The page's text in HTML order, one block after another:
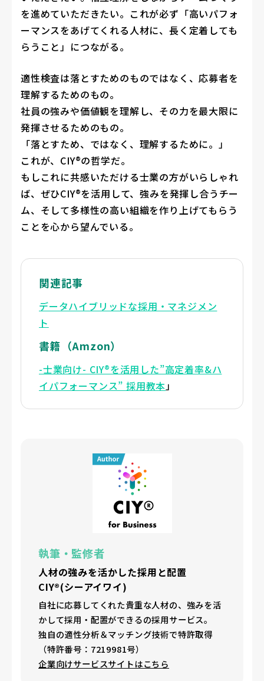
を進めていただきたい。これが必ず「高いパフォ
ーマンスをあげてくれる人材に、長く定着しても
らうこと」につながる。
適性検査は落とすためのものではなく、応募者を
理解するためのもの。
社員の強みや価値観を理解し、その力を最大限に
発揮させるためのもの。
「落とすため、ではなく、理解するために。」
これが、CIY®の哲学だ。
もしこれに共感いただける士業の方がいらしゃれ
ば、ぜひCIY®を活用して、強みを発揮し合うチー
ム、そして多様性の高い組織を作り上げてもらう
ことを心から望んでいる。
関連記事
データハイブリッドな採用・マネジメン
ト
書籍（Amzon）
-士業向け- CIY®を活用した”高定着率&ハ
イパフォーマンス” 採用教本」
執筆・監修者
人材の強みを活かした採用と配置
CIY®(シーアイワイ)
自社に応募してくれた貴重な人材の、強みを活
かして採用・配置ができるの採用サービス。
独自の適性分析＆マッチング技術で特許取得
（特許番号：7219981号）
企業向けサービスサイトはこちら